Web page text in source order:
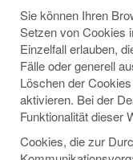
Sie können Ihren
Setzen von Cookies
Einzelfall erlauben,
Fälle oder generell
Löschen der
aktivieren. Bei der
Funktionalität dieser
Cookies, die zur